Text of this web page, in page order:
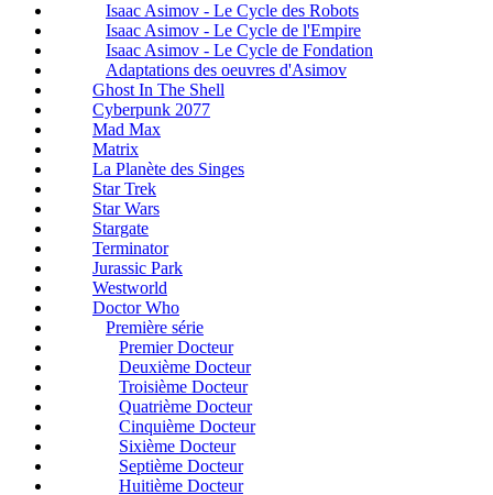
Isaac Asimov - Le Cycle des Robots
Isaac Asimov - Le Cycle de l'Empire
Isaac Asimov - Le Cycle de Fondation
Adaptations des oeuvres d'Asimov
Ghost In The Shell
Cyberpunk 2077
Mad Max
Matrix
La Planète des Singes
Star Trek
Star Wars
Stargate
Terminator
Jurassic Park
Westworld
Doctor Who
Première série
Premier Docteur
Deuxième Docteur
Troisième Docteur
Quatrième Docteur
Cinquième Docteur
Sixième Docteur
Septième Docteur
Huitième Docteur